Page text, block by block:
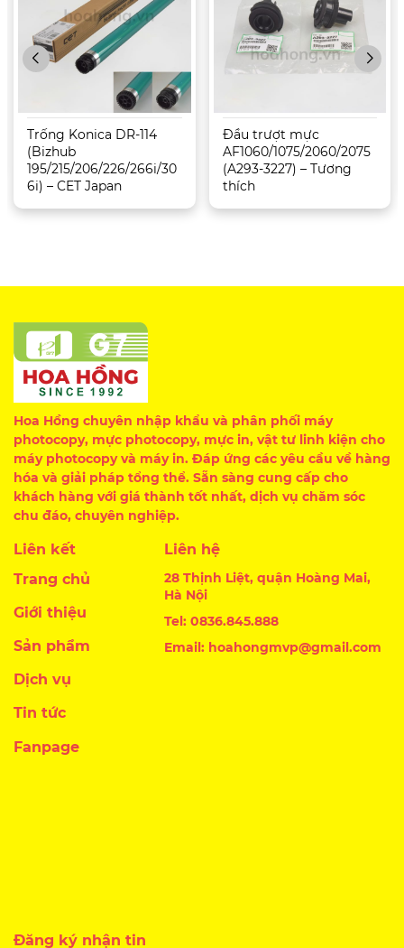
Trống Konica DR-114
(Bizhub
195/215/206/226/266i/30
6i) – CET Japan
Đầu trượt mực
AF1060/1075/2060/2075
(A293-3227) – Tương
thích
Hoa Hồng chuyên nhập khẩu và phân phối máy
photocopy, mực photocopy, mực in, vật tư linh kiện cho
máy photocopy và máy in. Đáp ứng các yêu cầu về hàng
hóa và giải pháp tổng thể. Sẵn sàng cung cấp cho
khách hàng với giá thành tốt nhất, dịch vụ chăm sóc
chu đáo, chuyên nghiệp.
Liên kết
Trang chủ
Giới thiệu
Sản phẩm
Dịch vụ
Tin tức
Liên hệ
28 Thịnh Liệt, quận Hoàng Mai,
Hà Nội
Tel: 0836.845.888
Email: hoahongmvp@gmail.com
Fanpage
Đăng ký nhận tin